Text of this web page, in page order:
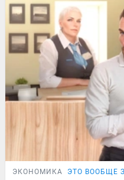
ЭКОНОМИКА ЭТО ВООБЩЕ